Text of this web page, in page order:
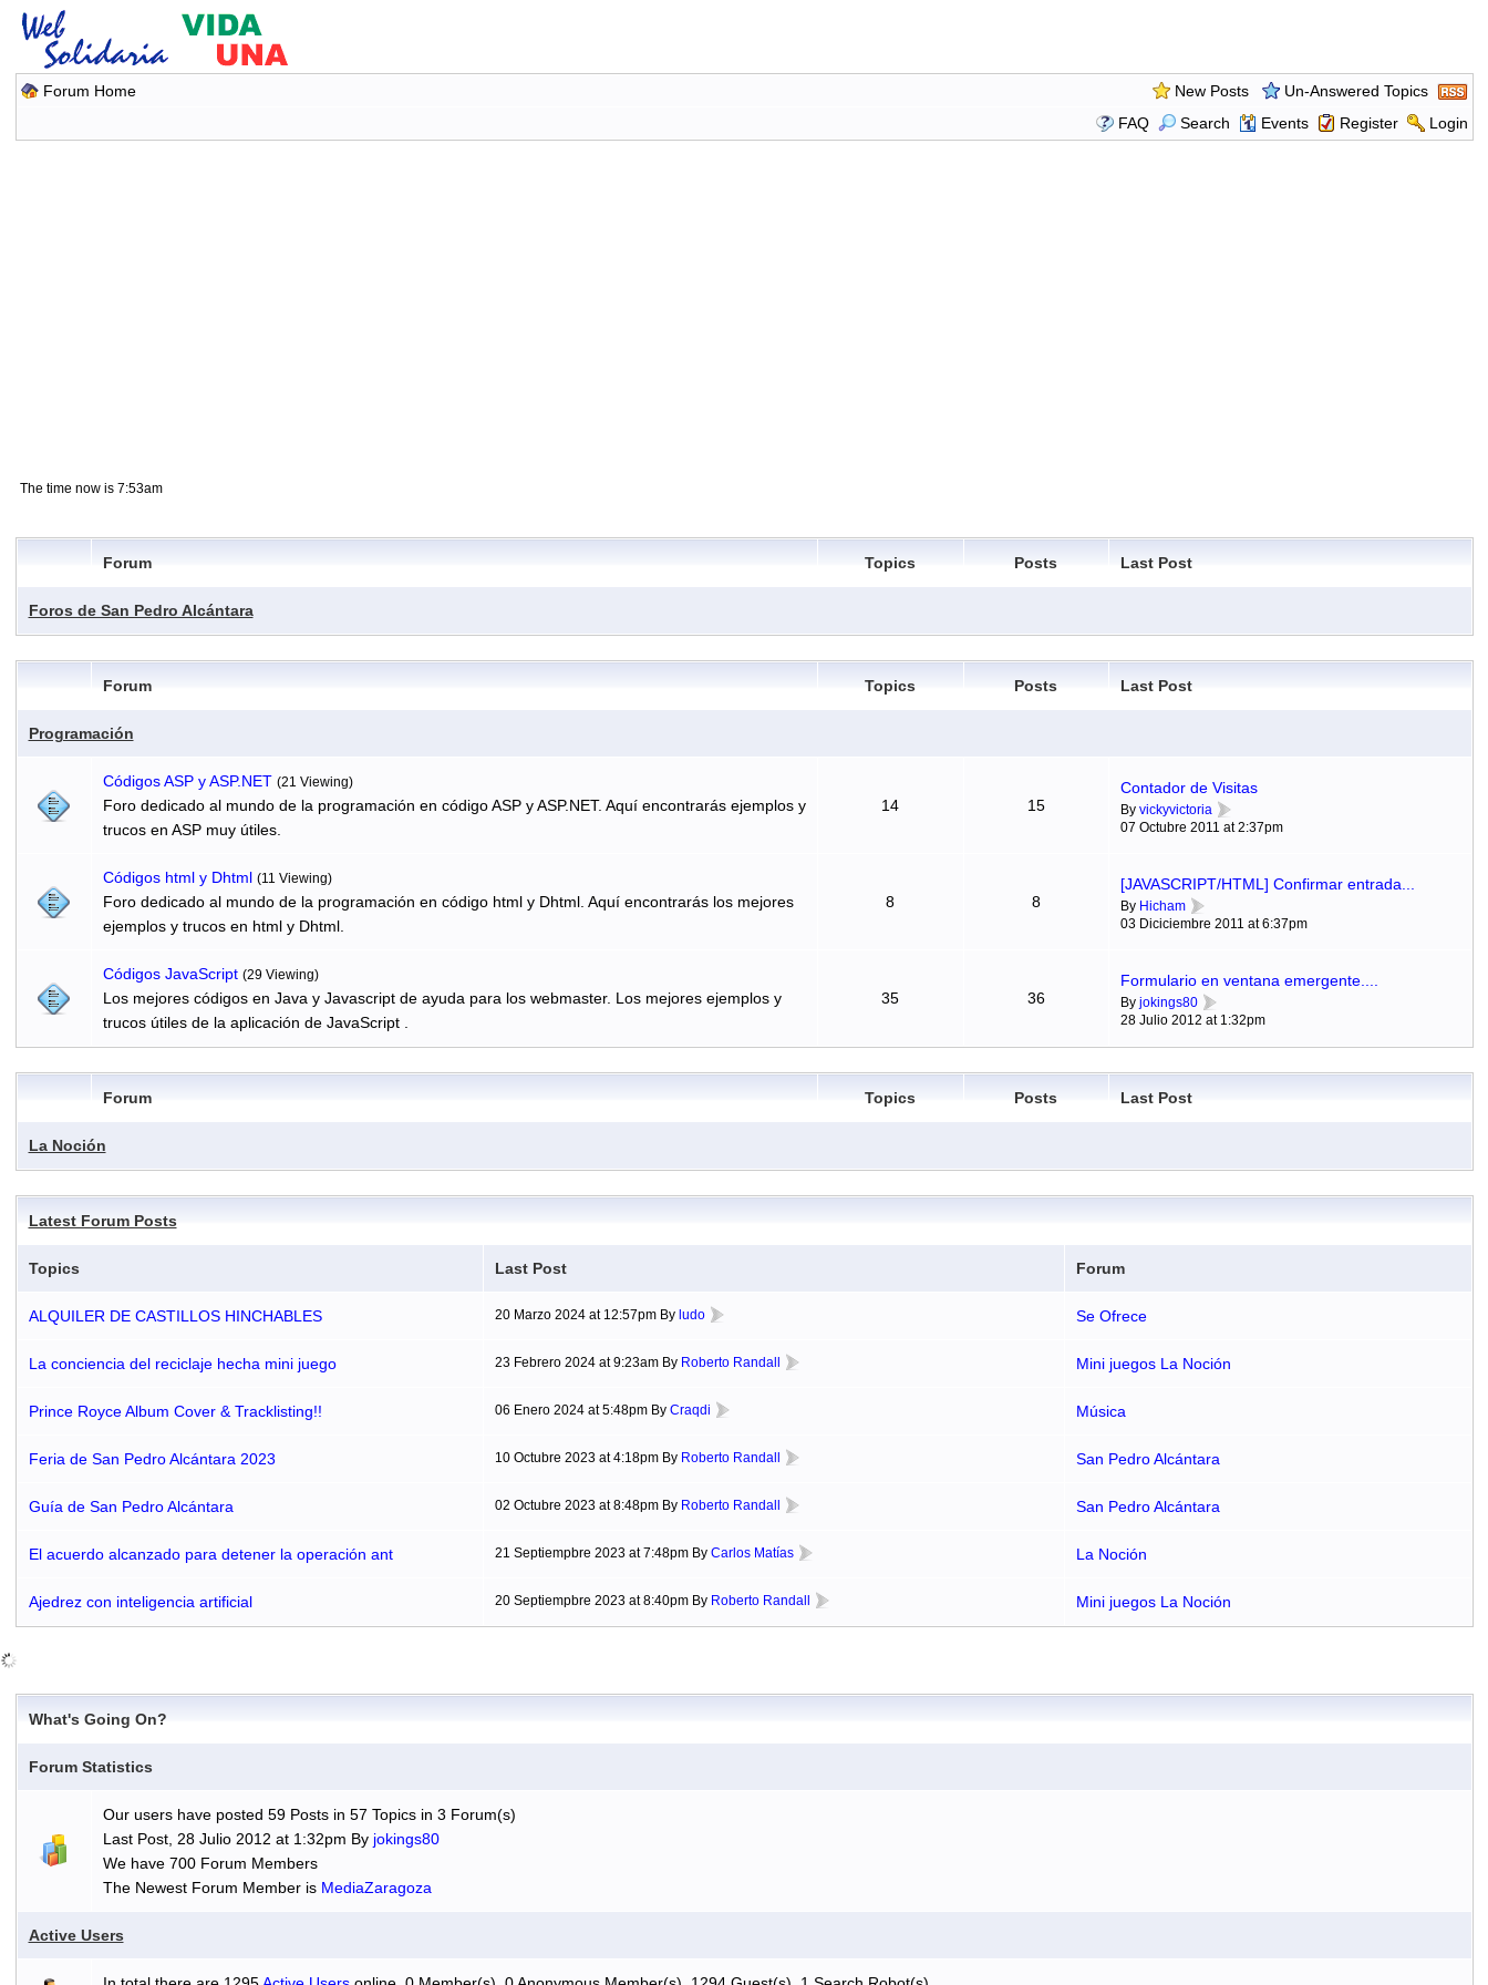
Forum Home New Posts
Un-Answered Topics
FAQ
Search Events Register Login
The time now is 7:53am
Forum Topics Posts Last Post
Foros de San Pedro Alcántara
Forum Topics Posts Last Post
Programación
Códigos ASP y ASP.NET (21 Viewing)
Foro dedicado al mundo de la programación en código ASP y ASP.NET. Aquí encontrarás ejemplos y
trucos en ASP muy útiles.
14 15
Contador de Visitas
By vickyvictoria
07 Octubre 2011 at 2:37pm
Códigos html y Dhtml (11 Viewing)
Foro dedicado al mundo de la programación en código html y Dhtml. Aquí encontrarás los mejores
ejemplos y trucos en html y Dhtml.
8 8
[JAVASCRIPT/HTML] Confirmar entrada...
By Hicham
03 Diciciembre 2011 at 6:37pm
Códigos JavaScript (29 Viewing)
Los mejores códigos en Java y Javascript de ayuda para los webmaster. Los mejores ejemplos y
trucos útiles de la aplicación de JavaScript .
35 36
Formulario en ventana emergente....
By jokings80
28 Julio 2012 at 1:32pm
Forum Topics Posts Last Post
La Noción
Latest Forum Posts
Topics Last Post Forum
ALQUILER DE CASTILLOS HINCHABLES 20 Marzo 2024 at 12:57pm By ludo Se Ofrece
La conciencia del reciclaje hecha mini juego 23 Febrero 2024 at 9:23am By Roberto Randall Mini juegos La Noción
Prince Royce Album Cover & Tracklisting!! 06 Enero 2024 at 5:48pm By Craqdi Música
Feria de San Pedro Alcántara 2023 10 Octubre 2023 at 4:18pm By Roberto Randall San Pedro Alcántara
Guía de San Pedro Alcántara 02 Octubre 2023 at 8:48pm By Roberto Randall San Pedro Alcántara
El acuerdo alcanzado para detener la operación ant 21 Septiempbre 2023 at 7:48pm By Carlos Matías La Noción
Ajedrez con inteligencia artificial 20 Septiempbre 2023 at 8:40pm By Roberto Randall Mini juegos La Noción
What's Going On?
Forum Statistics
Our users have posted 59 Posts in 57 Topics in 3 Forum(s)
Last Post, 28 Julio 2012 at 1:32pm By jokings80
We have 700 Forum Members
The Newest Forum Member is MediaZaragoza
Active Users